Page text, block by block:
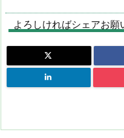
よろしければシェアお願